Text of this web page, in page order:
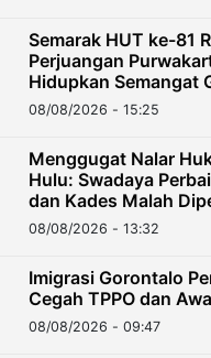
Semarak HUT ke-81
Perjuangan
Hidupkan Semangat
08/08/2026 - 15:25
Menggugat Nalar
Hulu: Swadaya
dan Kades Malah
08/08/2026 - 13:32
Imigrasi Gorontalo
Cegah TPPO dan
08/08/2026 - 09:47